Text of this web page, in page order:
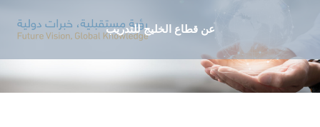
عن قطاع الخليج للتدريب